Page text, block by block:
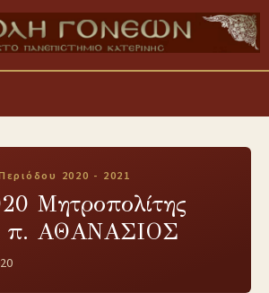
2020 - 2021
Μητροπολίτης
π. ΑΘΑΝΑΣΙΟΣ